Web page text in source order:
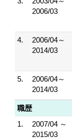
2006/03
4.
2006/04～
2014/03
5.
2006/04～
2014/03
職歴
1.
2007/04 ～
2015/03